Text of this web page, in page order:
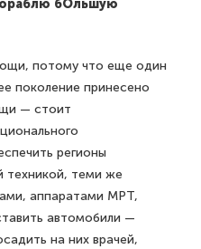
бОльшую
потому что еще один
поколение принесено
— стоит
регионы
техникой, теми же
аппаратами МРТ,
автомобили —
на них врачей,